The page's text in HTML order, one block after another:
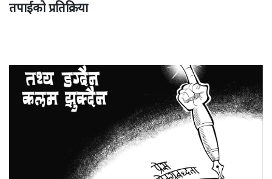
तपाईको प्रतिक्रिया